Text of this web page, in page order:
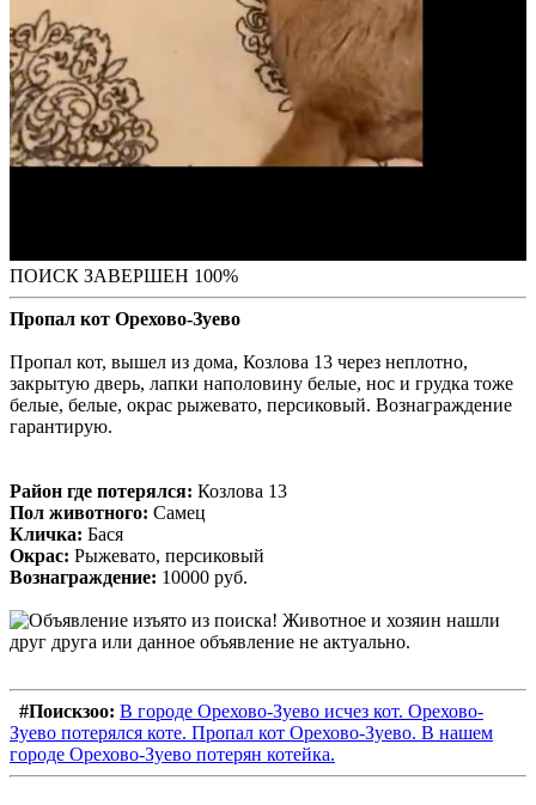
ПОИСК ЗАВЕРШЕН 100%
Пропал кот Орехово-Зуево
Пропал кот, вышел из дома, Козлова 13 через неплотно,
закрытую дверь, лапки наполовину белые, нос и грудка тоже
белые, белые, окрас рыжевато, персиковый. Вознаграждение
гарантирую.
Район где потерялся: Козлова 13
Пол животного: Самец
Кличка: Бася
Окрас: Рыжевато, персиковый
Вознаграждение: 10000 руб.
#Поискзоо: В городе Орехово-Зуево исчез кот. Орехово-
Зуево потерялся коте. Пропал кот Орехово-Зуево. В нашем
городе Орехово-Зуево потерян котейка.